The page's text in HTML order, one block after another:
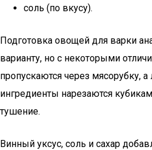
соль (по вкусу).
Подготовка овощей для варки
варианту, но с некоторыми
пропускаются через мясорубку,
ингредиенты нарезаются
тушение.
Винный уксус, соль и сахар